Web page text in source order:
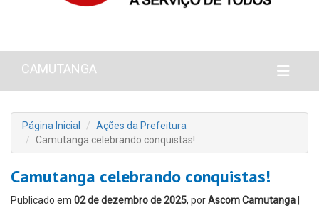
CAMUTANGA
Página Inicial
Ações da Prefeitura
Camutanga celebrando conquistas!
Camutanga celebrando conquistas!
Publicado em 02 de dezembro de 2025, porAscom Camutanga